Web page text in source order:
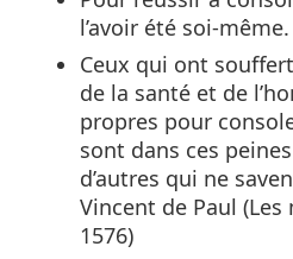
l’avoir été soi-
Ceux qui ont
de la santé et de
propres pour
sont dans ces
d’autres qui ne
Vincent de Paul
1576)